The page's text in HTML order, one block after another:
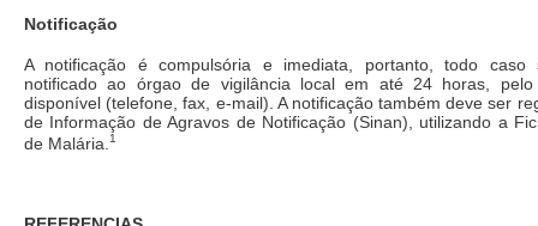
Notificação
A notificação é compulsória e imediata, portanto, todo caso
notificado ao órgao de vigilância local em até 24 horas,
disponível (telefone, fax, e-mail). A notificação também deve ser
de Informação de Agravos de Notificação (Sinan), utilizando a
de Malária. 1